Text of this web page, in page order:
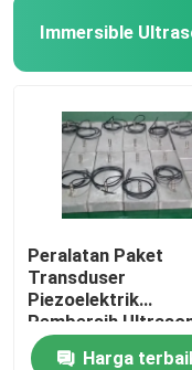
Immersible
Peralatan Paket
Transduser
Piezoelektrik
Pembersih
Immersible 2kw
Harga